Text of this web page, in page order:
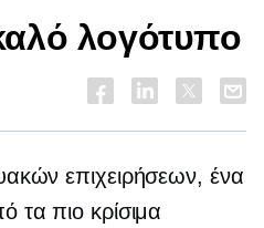
λογότυπο
επιχειρήσεων, ένα
τα πιο κρίσιμα